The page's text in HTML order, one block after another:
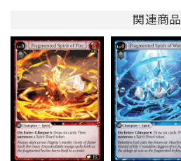
関連商品